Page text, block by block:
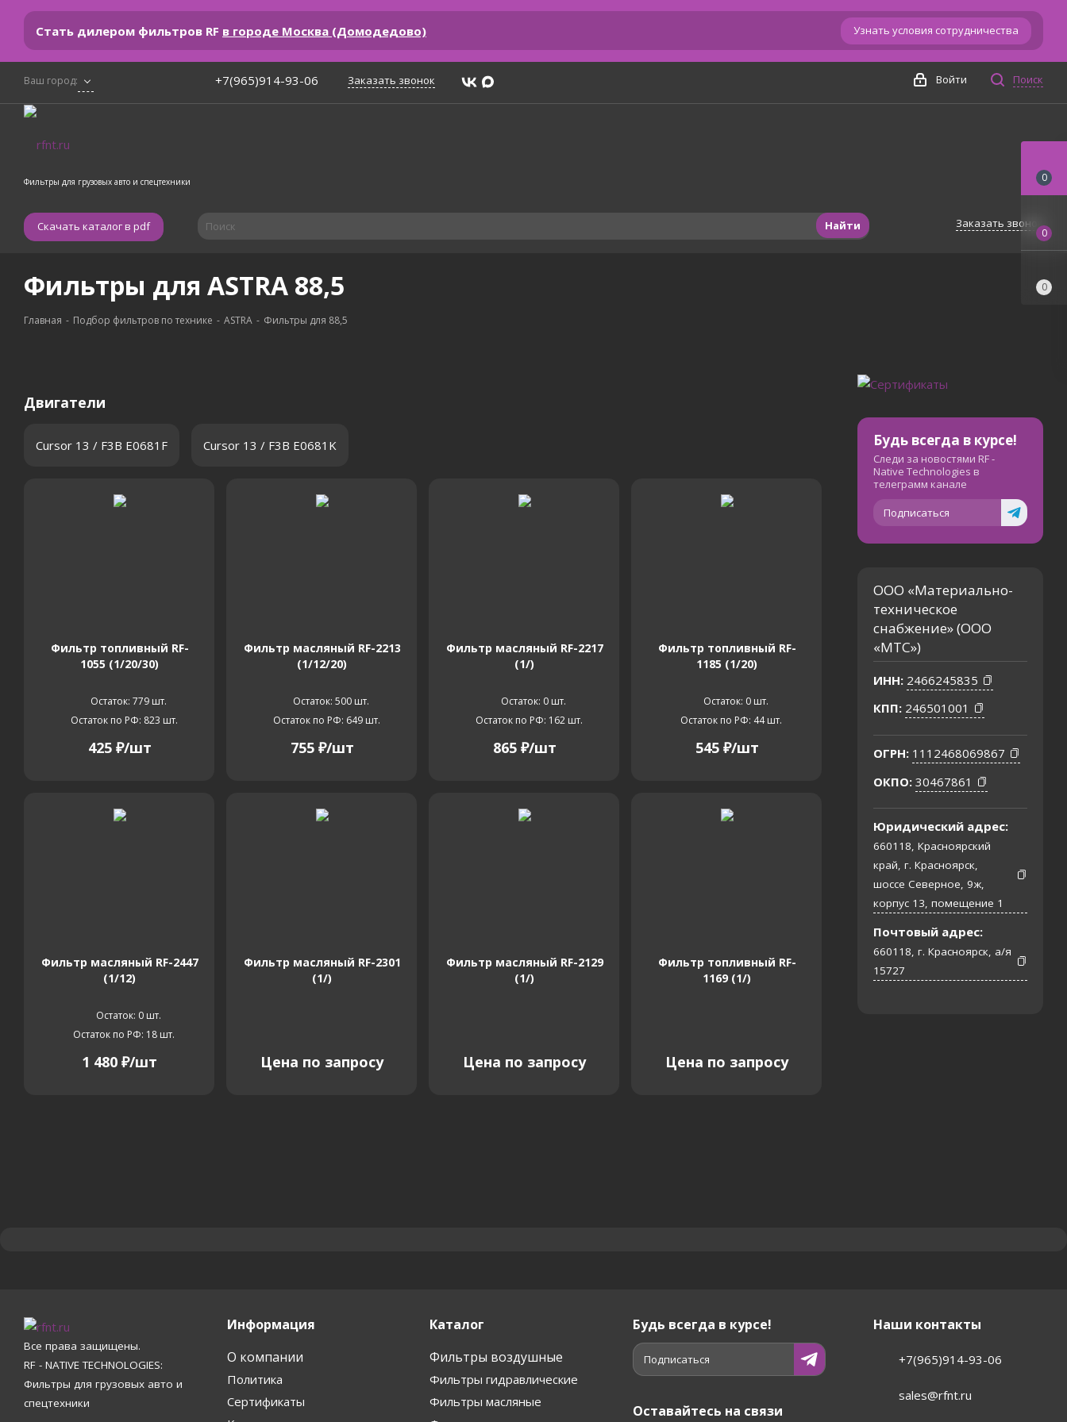
Стать дилером фильтров RF в городе Москва (Домодедово) Узнать условия сотрудничества
Ваш город: +7(965)914-93-06 Заказать звонок Поиск
Войти
Фильтры для грузовых авто и спецтехники
Скачать каталог в pdf Найти Заказать звонок
Фильтры для ASTRA 88,5
Главная - Подбор фильтров по технике - ASTRA - Фильтры для 88,5
Двигатели
Cursor 13 / F3B E0681F Cursor 13 / F3B E0681K
Фильтр топливный RF-
1055 (1/20/30)
Остаток: 779 шт.
Остаток по РФ: 823 шт.
425₽/шт
Фильтр масляный RF-2213
(1/12/20)
Остаток: 500 шт.
Остаток по РФ: 649шт.
755₽/шт
Фильтр масляный RF-2217
(1/)
Остаток: 0 шт.
Остаток по РФ: 162шт.
865₽/шт
Фильтр топливный RF-
1185 (1/20)
Остаток: 0 шт.
Остаток по РФ: 44шт.
545₽/шт
Фильтр масляный RF-2447
(1/12)
Остаток: 0 шт.
Остаток по РФ: 18 шт.
1 480 ₽/шт
Фильтр масляный RF-2301
(1/)
Цена по запросу
Фильтр масляный RF-2129
(1/)
Цена по запросу
Фильтр топливный RF-
1169 (1/)
Цена по запросу
Будь всегда в курсе!
Следи за новостями RF -
Native Technologies в
телеграмм канале
Подписаться
ООО «Материально-
техническое
снабжение» (ООО
«МТС»)
ИНН: 2466245835
КПП: 246501001
ОГРН: 1112468069867
ОКПО: 30467861
Юридический адрес:
660118, Красноярский
край, г. Красноярск,
шоссе Северное, 9ж,
корпус 13, помещение 1
Почтовый адрес:
660118, г. Красноярск, а/я
15727
Все права защищены.
RF - NATIVE TECHNOLOGIES:
Фильтры для грузовых авто и
спецтехники
Информация
О компании
Политика
Сертификаты
Каталог
Фильтры воздушные
Фильтры гидравлические
Фильтры масляные
Будь всегда в курсе!
Подписаться
Оставайтесь на связи
Наши контакты
+7(965)914-93-06
sales@rfnt.ru
0
0
0